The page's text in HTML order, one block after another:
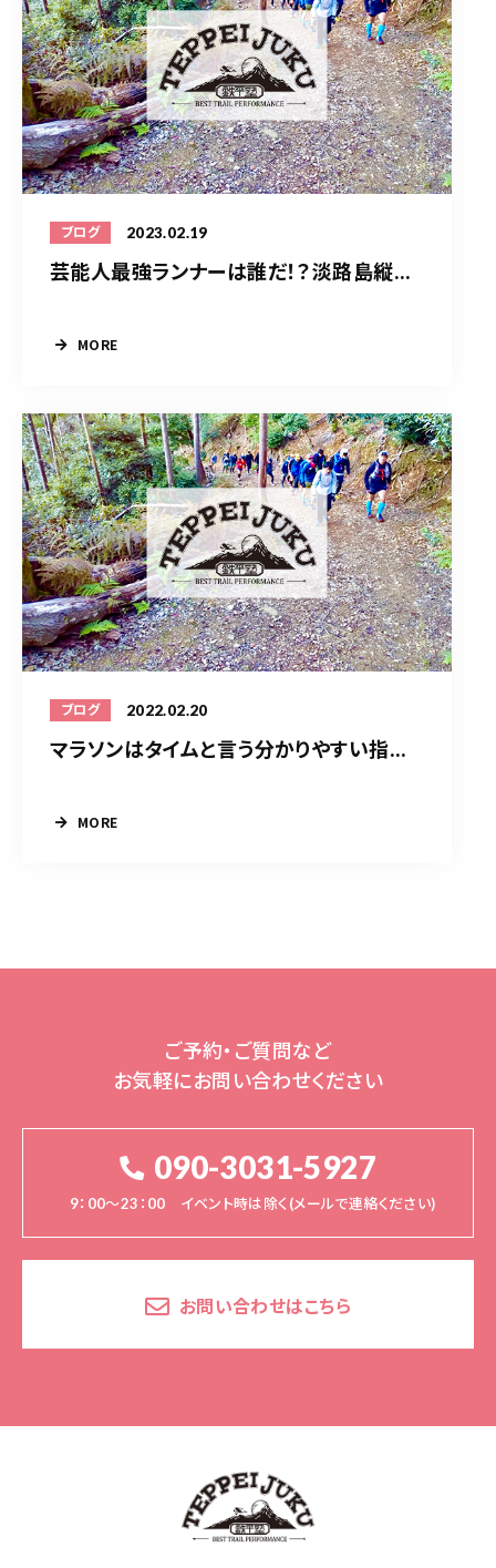
ブログ 2023.02.19
芸能人最強ランナーは誰だ！？淡路島縦...
MORE
ブログ 2022.02.20
マラソンはタイムと言う分かりやすい指...
MORE
ご予約・ご質問など
お気軽にお問い合わせください
090-3031-5927
9：00～23：00 イベント時は除く(メールで連絡ください)
お問い合わせはこちら